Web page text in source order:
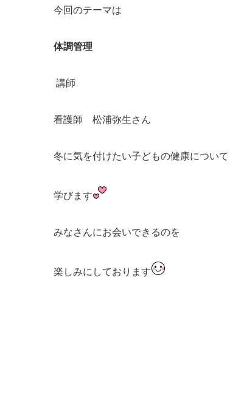
今回のテーマは
体調管理
講師
看護師 松浦弥生さん
冬に気を付けたい子どもの健康について
学びます
みなさんにお会いできるのを
楽しみにしております